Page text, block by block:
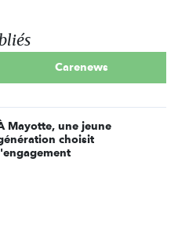
Carenews
Mayotte, une jeune
choisit